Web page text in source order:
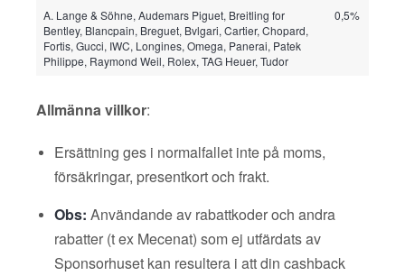
A. Lange & Söhne, Audemars Piguet, Breitling for
Bentley, Blancpain, Breguet, Bvlgari, Cartier, Chopard,
Fortis, Gucci, IWC, Longines, Omega, Panerai, Patek
Philippe, Raymond Weil, Rolex, TAG Heuer, Tudor
0,5%
Allmänna villkor:
Ersättning ges i normalfallet inte på moms,
försäkringar, presentkort och frakt.
Obs: Användande av rabattkoder och andra
rabatter (t ex Mecenat) som ej utfärdats av
Sponsorhuset kan resultera i att din cashback